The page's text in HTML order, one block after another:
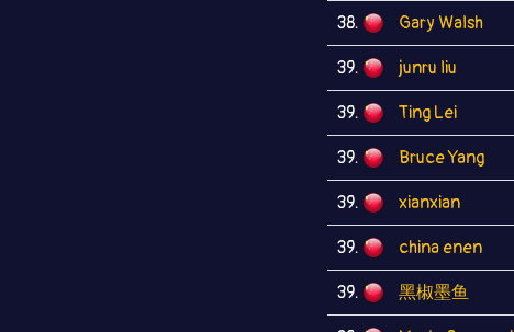
38. Gary Walsh
39. junru liu
39. Ting Lei
39. Bruce Yang
39. xianxian
39. china enen
39. 黑椒墨鱼